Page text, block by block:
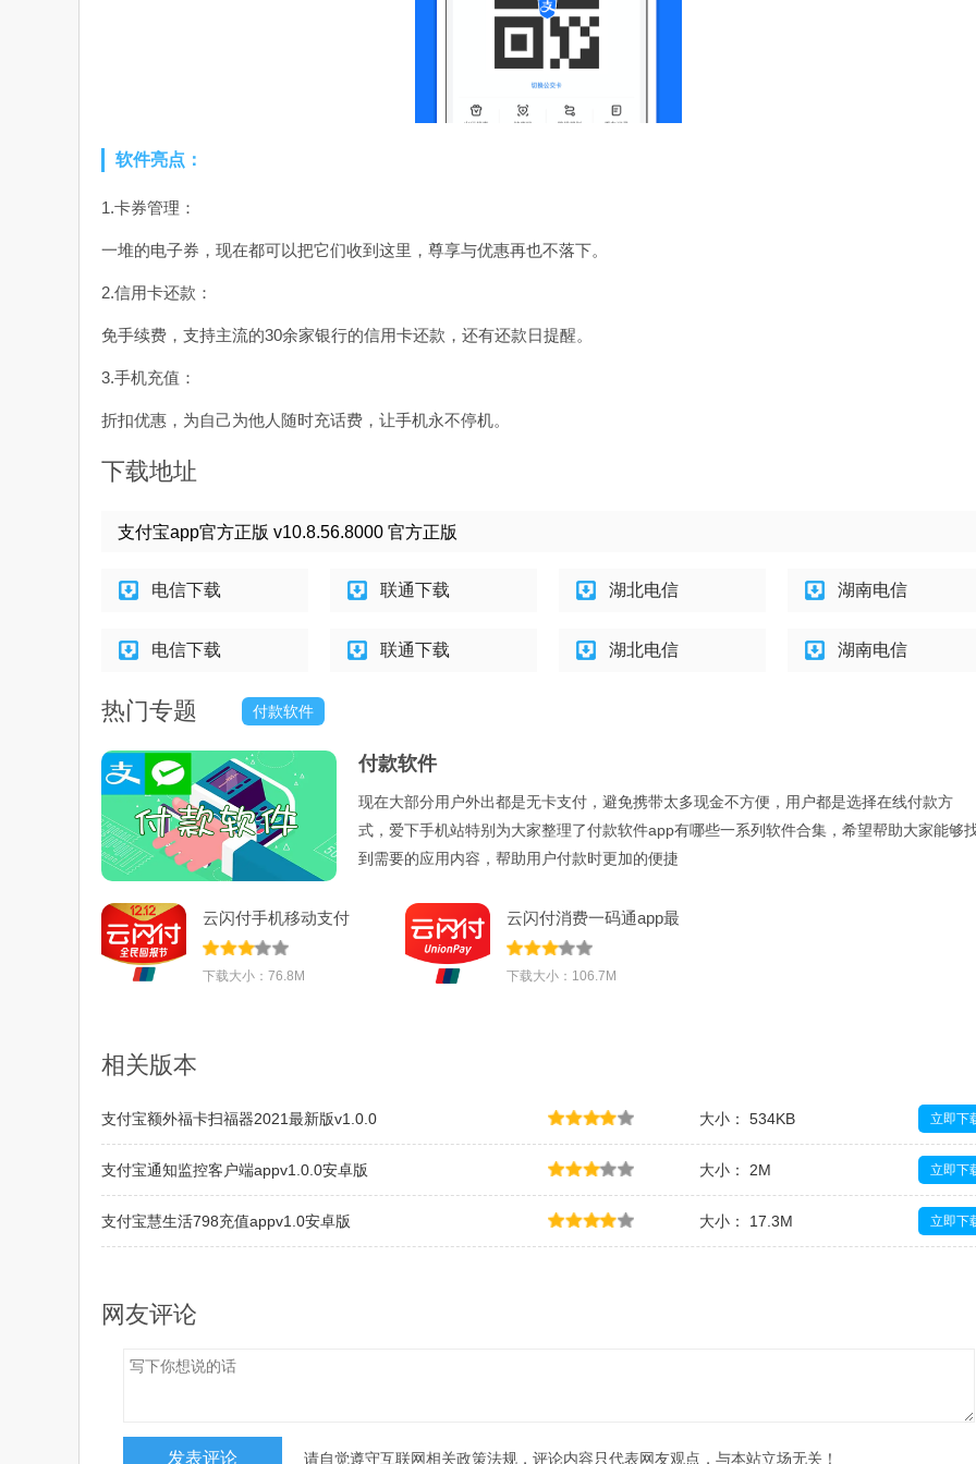
软件亮点：
1.卡券管理：
一堆的电子券，现在都可以把它们收到这里，尊享与优惠再也不落下。
2.信用卡还款：
免手续费，支持主流的30余家银行的信用卡还款，还有还款日提醒。
3.手机充值：
折扣优惠，为自己为他人随时充话费，让手机永不停机。
下载地址
支付宝app官方正版 v10.8.56.8000 官方正版
电信下载 联通下载 湖北电信 湖南电信
电信下载 联通下载 湖北电信 湖南电信
热门专题 付款软件
付款软件
现在大部分用户外出都是无卡支付，避免携带太多现金不方便，用户都是选择在线付款方
式，爱下手机站特别为大家整理了付款软件app有哪些一系列软件合集，希望帮助大家能够
到需要的应用内容，帮助用户付款时更加的便捷
云闪付手机移动支付
appv9.1.4
下载大小：76.8M
云闪付消费一码通app最
新版v9.3.8安
下载大小：106.7M
相关版本
支付宝额外福卡扫福器2021最新版v1.0.0 大小： 534KB 立即下
支付宝通知监控客户端appv1.0.0安卓版 大小： 2M 立即下
支付宝慧生活798充值appv1.0安卓版 大小： 17.3M 立即下
网友评论
请自觉遵守互联网相关政策法规，评论内容只代表网友观点，与本站立场无关！